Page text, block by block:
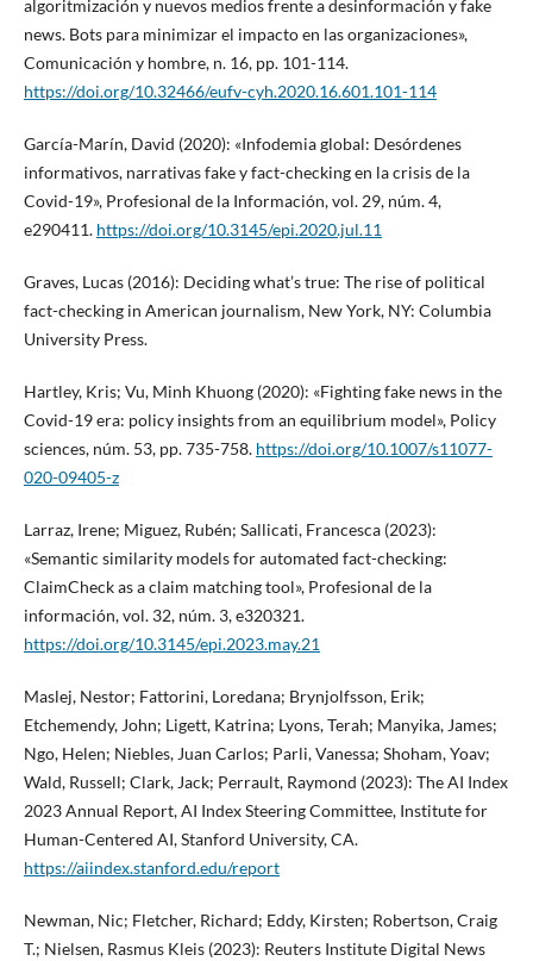
algoritmización y nuevos medios frente a desinformación y fake
news. Bots para minimizar el impacto en las organizaciones»,
Comunicación y hombre, n. 16, pp. 101-114.
https://doi.org/10.32466/eufv-cyh.2020.16.601.101-114
García-Marín, David (2020): «Infodemia global: Desórdenes
informativos, narrativas fake y fact-checking en la crisis de la
Covid-19», Profesional de la Información, vol. 29, núm. 4,
e290411. https://doi.org/10.3145/epi.2020.jul.11
Graves, Lucas (2016): Deciding what’s true: The rise of political
fact-checking in American journalism, New York, NY: Columbia
University Press.
Hartley, Kris; Vu, Minh Khuong (2020): «Fighting fake news in the
Covid-19 era: policy insights from an equilibrium model», Policy
sciences, núm. 53, pp. 735-758. https://doi.org/10.1007/s11077-
020-09405-z
Larraz, Irene; Miguez, Rubén; Sallicati, Francesca (2023):
«Semantic similarity models for automated fact-checking:
ClaimCheck as a claim matching tool», Profesional de la
información, vol. 32, núm. 3, e320321.
https://doi.org/10.3145/epi.2023.may.21
Maslej, Nestor; Fattorini, Loredana; Brynjolfsson, Erik;
Etchemendy, John; Ligett, Katrina; Lyons, Terah; Manyika, James;
Ngo, Helen; Niebles, Juan Carlos; Parli, Vanessa; Shoham, Yoav;
Wald, Russell; Clark, Jack; Perrault, Raymond (2023): The AI Index
2023 Annual Report, AI Index Steering Committee, Institute for
Human-Centered AI, Stanford University, CA.
https://aiindex.stanford.edu/report
Newman, Nic; Fletcher, Richard; Eddy, Kirsten; Robertson, Craig
T.; Nielsen, Rasmus Kleis (2023): Reuters Institute Digital News